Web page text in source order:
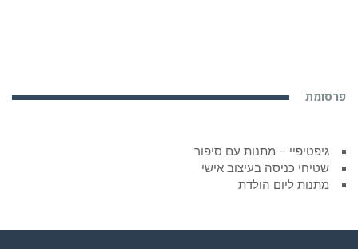
פרסומת
גיפטיפיי – מתנות עם סיפור
שטיחי כניסה בעיצוב אישי
מתנות ליום הולדת